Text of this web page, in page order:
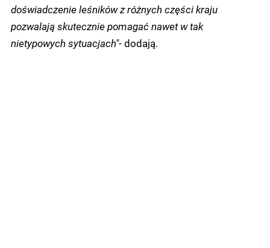
doświadczenie leśników z różnych części kraju
pozwalają skutecznie pomagać nawet w tak
nietypowych sytuacjach"- dodają.